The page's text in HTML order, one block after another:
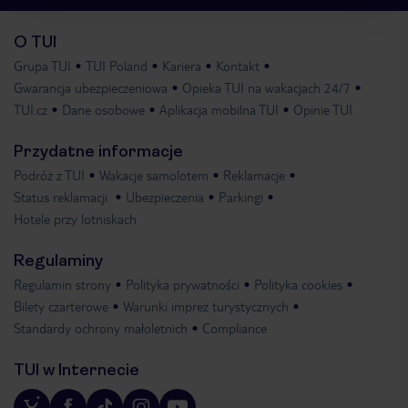
O TUI
Grupa TUI TUI Poland Kariera
Kontakt
Gwarancja ubezpieczeniowa
Opieka TUI na wakacjach 24/7
TUI.cz
Dane osobowe Aplikacja mobilna TUI Opinie TUI
Przydatne informacje
Podróż z TUI Wakacje samolotem
Reklamacje
Status reklamacji
Ubezpieczenia
Parkingi
Hotele przy lotniskach
Regulaminy
Regulamin strony Polityka prywatności
Polityka cookies
Bilety czarterowe
Warunki imprez turystycznych
Standardy ochrony małoletnich
Compliance
TUI w Internecie